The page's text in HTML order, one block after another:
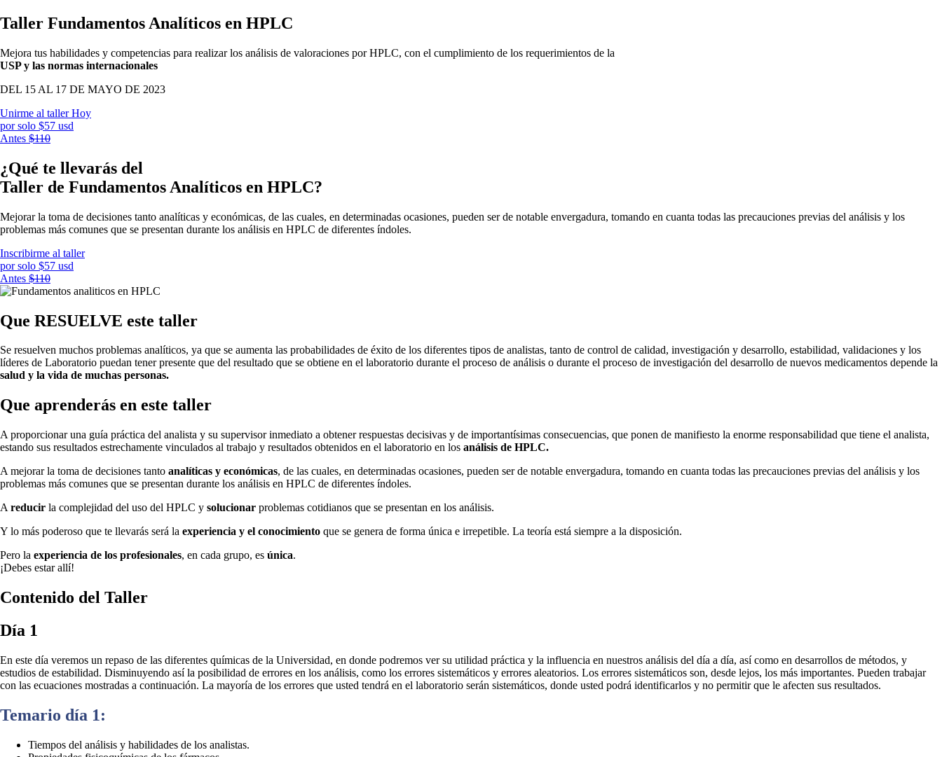
Taller Fundamentos Analíticos en HPLC
Mejora tus habilidades y competencias para realizar los análisis de valoraciones por HPLC, con el cumplimiento de los requerimientos de la
USP y las normas internacionales
DEL 15 AL 17 DE MAYO DE 2023
Unirme al taller Hoy
por solo $57 usd
Antes $110
¿Qué te llevarás del
Taller de Fundamentos Analíticos en HPLC?
Mejorar la toma de decisiones tanto analíticas y económicas, de las cuales, en determinadas ocasiones, pueden ser de notable envergadura, tomando en cuanta todas las precauciones previas del análisis y los
problemas más comunes que se presentan durante los análisis en HPLC de diferentes índoles.
Inscribirme al taller
por solo $57 usd
Antes $110
Que RESUELVE este taller
Se resuelven muchos problemas analíticos, ya que se aumenta las probabilidades de éxito de los diferentes tipos de analistas, tanto de control de calidad, investigación y desarrollo, estabilidad, validaciones y los
líderes de Laboratorio puedan tener presente que del resultado que se obtiene en el laboratorio durante el proceso de análisis o durante el proceso de investigación del desarrollo de nuevos medicamentos depende la
salud y la vida de muchas personas.
Que aprenderás en este taller
A proporcionar una guía práctica del analista y su supervisor inmediato a obtener respuestas decisivas y de importantísimas consecuencias, que ponen de manifiesto la enorme responsabilidad que tiene el analista,
estando sus resultados estrechamente vinculados al trabajo y resultados obtenidos en el laboratorio en los análisis de HPLC.
A mejorar la toma de decisiones tanto analíticas y económicas, de las cuales, en determinadas ocasiones, pueden ser de notable envergadura, tomando en cuanta todas las precauciones previas del análisis y los
problemas más comunes que se presentan durante los análisis en HPLC de diferentes índoles.
A reducir la complejidad del uso del HPLC y solucionar problemas cotidianos que se presentan en los análisis.
Y lo más poderoso que te llevarás será la experiencia y el conocimiento que se genera de forma única e irrepetible. La teoría está siempre a la disposición.
Pero la experiencia de los profesionales, en cada grupo, es única.
¡Debes estar allí!
Contenido del Taller
Día 1
En este día veremos un repaso de las diferentes químicas de la Universidad, en donde podremos ver su utilidad práctica y la influencia en nuestros análisis del día a día, así como en desarrollos de métodos, y
estudios de estabilidad. Disminuyendo así la posibilidad de errores en los análisis, como los errores sistemáticos y errores aleatorios. Los errores sistemáticos son, desde lejos, los más importantes. Pueden trabajar
con las ecuaciones mostradas a continuación. La mayoría de los errores que usted tendrá en el laboratorio serán sistemáticos, donde usted podrá identificarlos y no permitir que le afecten sus resultados.
Temario día 1:
Tiempos del análisis y habilidades de los analistas.